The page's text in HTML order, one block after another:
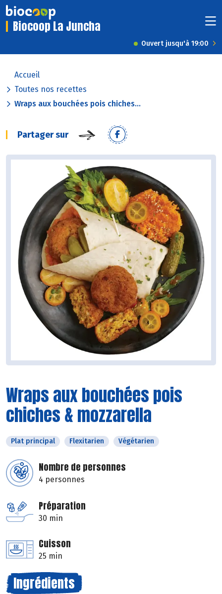
Biocoop La Juncha
Ouvert jusqu'à 19:00
Accueil
Toutes nos recettes
Wraps aux bouchées pois chiches...
Partager sur
Wraps aux bouchées pois
chiches & mozzarella
Plat principal Flexitarien Végétarien
Nombre de personnes
4 personnes
Préparation
30 min
Cuisson
25 min
Ingrédients